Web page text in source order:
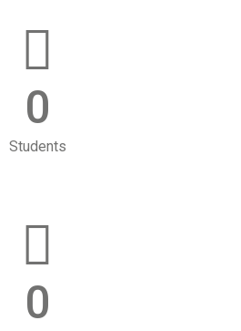
0
Students
0